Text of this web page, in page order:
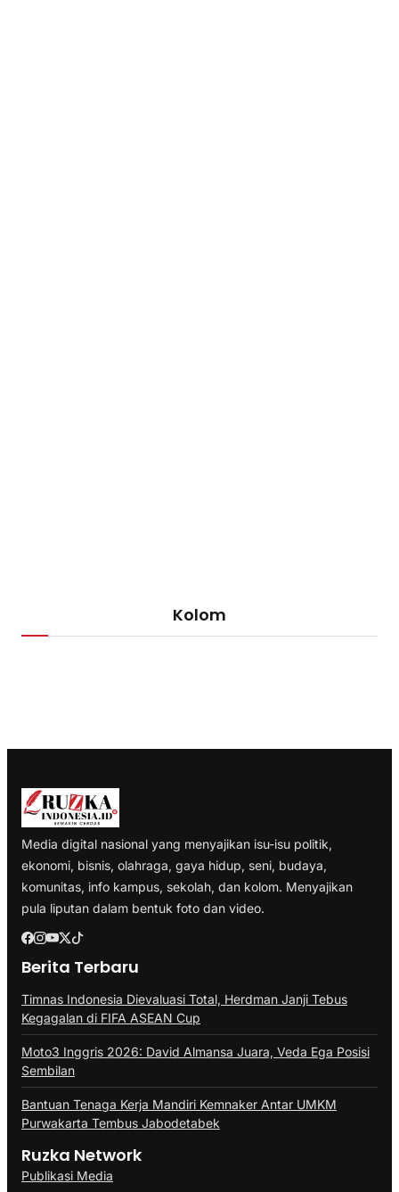
Kolom
Media digital nasional yang menyajikan isu-isu politik,
ekonomi, bisnis, olahraga, gaya hidup, seni, budaya,
komunitas, info kampus, sekolah, dan kolom. Menyajikan
pula liputan dalam bentuk foto dan video.
Berita Terbaru
Timnas Indonesia Dievaluasi Total, Herdman Janji Tebus
Kegagalan di FIFA ASEAN Cup
Moto3 Inggris 2026: David Almansa Juara, Veda Ega Posisi
Sembilan
Bantuan Tenaga Kerja Mandiri Kemnaker Antar UMKM
Purwakarta Tembus Jabodetabek
Ruzka Network
Publikasi Media